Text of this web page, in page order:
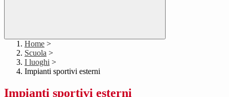
Home >
Scuola >
I luoghi >
Impianti sportivi esterni
Impianti sportivi esterni